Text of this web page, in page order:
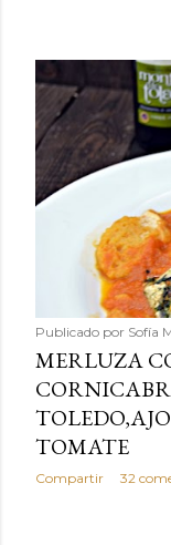
Publicado por Sofía
MERLUZA
TOMATE
Compartir 32